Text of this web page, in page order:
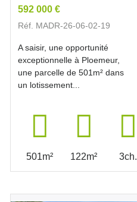
592 000 €
Réf. MADR-26-06-02-19
A saisir, une opportunité
exceptionnelle à Ploemeur,
une parcelle de 501m² dans
un lotissement...
501m² 122m² 3ch.